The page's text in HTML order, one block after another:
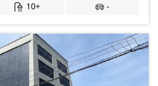
10+ -